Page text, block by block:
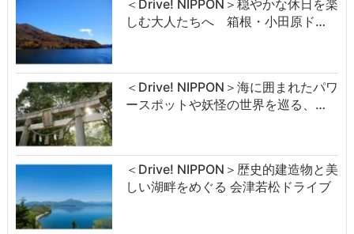
＜Drive! NIPPON＞穏やかな休日を楽
しむ大人たちへ 箱根・小田原ド…
＜Drive! NIPPON＞海に囲まれたパワ
ースポットや妖怪の世界を巡る、…
＜Drive! NIPPON＞歴史的建造物と美
しい湖畔をめぐる 会津若松ドライブ